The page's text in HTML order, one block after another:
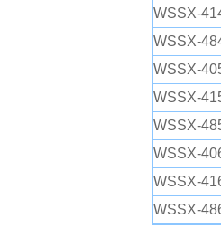
WSSX-
WSSX-
WSSX-
WSSX-
WSSX-
WSSX-
WSSX-
WSSX-